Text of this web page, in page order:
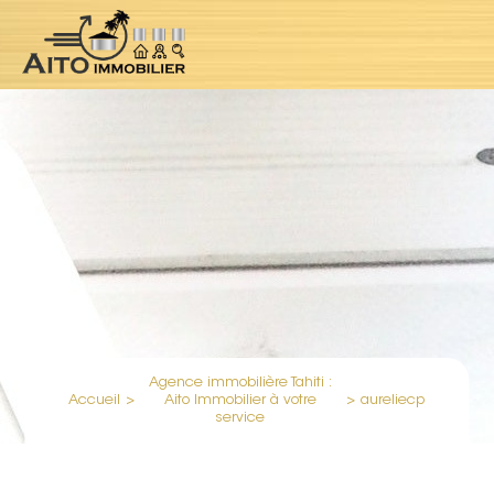
Accueil >
Agence immobilière Tahiti :
Aito Immobilier à votre
service
> aureliecp